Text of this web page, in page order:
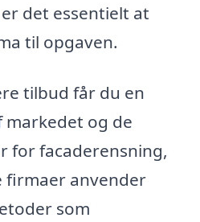
det essentielt at
til opgaven.
tilbud får du en
markedet og de
for facaderensning,
firmaer anvender
som